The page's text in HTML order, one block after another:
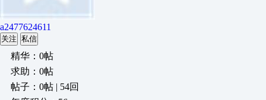
a2477624611
关注 私信
精华：0帖
求助：0帖
帖子：0帖 | 54回